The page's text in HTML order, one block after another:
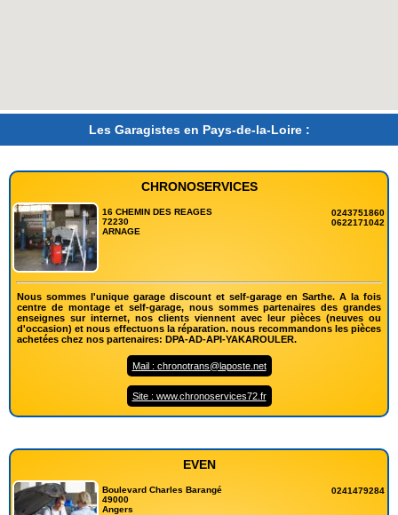
Les Garagistes en Pays-de-la-Loire :
CHRONOSERVICES
16 CHEMIN DES REAGES
72230
ARNAGE
0243751860
0622171042
Nous sommes l'unique garage discount et self-garage en Sarthe. A la fois
centre de montage et self-garage, nous sommes partenaires des grandes
enseignes sur internet, nos clients viennent avec leur pièces (neuves ou
d'occasion) et nous effectuons la réparation. nous recommandons les pièces
achetées chez nos partenaires: DPA-AD-API-YAKAROULER.
Mail : chronotrans@laposte.net
Site : www.chronoservices72.fr
EVEN
Boulevard Charles Barangé
49000
Angers
0241479284